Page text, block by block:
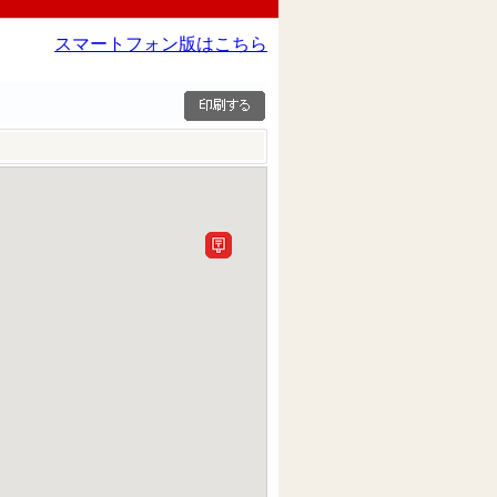
スマートフォン版はこちら